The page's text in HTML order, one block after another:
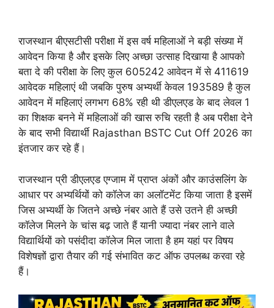
राजस्थान बीएसटीसी परीक्षा में इस वर्ष महिलाओं ने बड़ी संख्या में
आवेदन किया है और इसके लिए अच्छा उत्साह दिखाया है आपको
बता दे की परीक्षा के लिए कुल 605242 आवेदन में से 411619
आवेदक महिलाएं थी जबकि पुरुष अभ्यर्थी केवल 193589 है कुल
आवेदन में महिलाएं लगभग 68% रही थी डीएलएड के बाद लेवल 1
का शिक्षक बनने में महिलाओं की खास रुचि रहती है अब परीक्षा देने
के बाद सभी विद्यार्थी Rajasthan BSTC Cut Off 2026 का
इंतजार कर रहे हैं।
राजस्थान प्री डीएलएड एग्जाम में प्राप्त अंकों और काउंसलिंग के
आधार पर अभ्यर्थियों को कॉलेज का अलॉटमेंट किया जाता है इसमें
जिस अभ्यर्थी के जितने अच्छे नंबर आते हैं उसे उतने ही अच्छी
कॉलेज मिलने के चांस बढ़ जाते हैं यानी ज्यादा नंबर लाने वाले
विद्यार्थियों को पसंदीदा कॉलेज मिल जाता है हम यहां पर विषय
विशेषज्ञों द्वारा तैयार की गई संभावित कट ऑफ उपलब्ध करवा रहे
हैं।